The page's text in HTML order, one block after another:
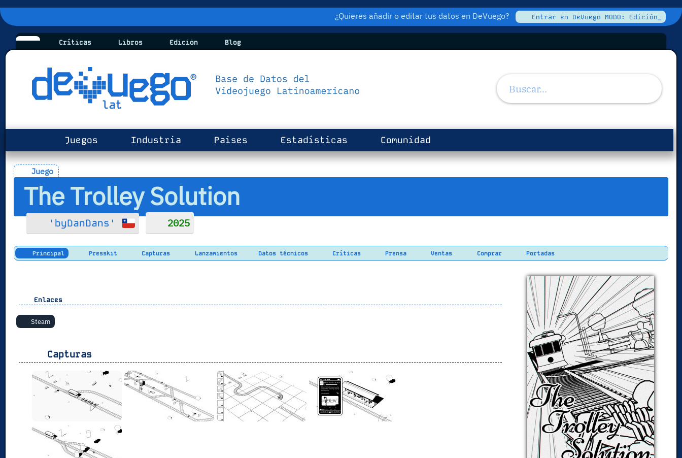
¿Quieres añadir o editar tus datos en DeVuego? Entrar en DeVuego MODO: Edición_
Críticas Libros Edición Blog
Juegos Industria Paises Estadísticas Comunidad
Juego
The Trolley Solution
'byDanDans' 2025
Principal Presskit Capturas Lanzamientos Datos técnicos Críticas Prensa Ventas Comprar Portadas
Enlaces
Steam
Capturas